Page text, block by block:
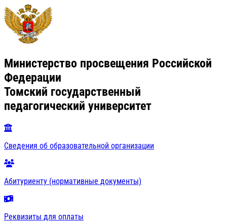
Министерство просвещения Российской
Федерации
Томский государственный
педагогический университет
Сведения об образовательной организации
Абитуриенту (нормативные документы)
Реквизиты для оплаты